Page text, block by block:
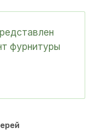
фурнитуры